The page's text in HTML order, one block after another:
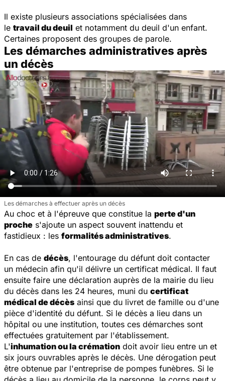
Il existe plusieurs associations spécialisées dans
le travail du deuil et notamment du deuil d'un enfant.
Certaines proposent des groupes de parole.
Les démarches administratives après
un décès
Les démarches à effectuer après un décès
Au choc et à l'épreuve que constitue la perte d'un
proche s'ajoute un aspect souvent inattendu et
fastidieux : les formalités administratives.
En cas de décès, l'entourage du défunt doit contacter
un médecin afin qu'il délivre un certificat médical. Il faut
ensuite faire une déclaration auprès de la mairie du lieu
du décès dans les 24 heures, muni du certificat
médical de décès ainsi que du livret de famille ou d'une
pièce d'identité du défunt. Si le décès a lieu dans un
hôpital ou une institution, toutes ces démarches sont
effectuées gratuitement par l'établissement.
L'inhumation ou la crémation doit avoir lieu entre un et
six jours ouvrables après le décès. Une dérogation peut
être obtenue par l'entreprise de pompes funèbres. Si le